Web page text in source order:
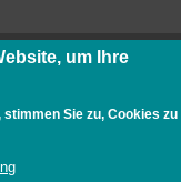
um Ihre
Sie zu, Cookies zu